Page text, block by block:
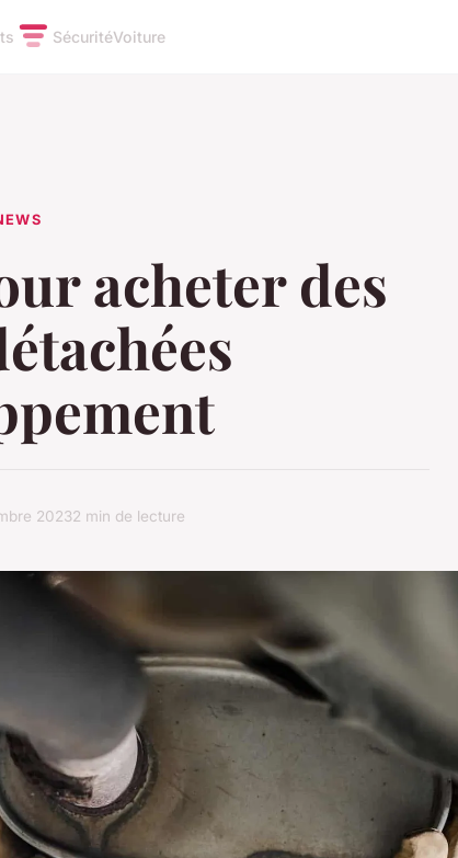
SécuritéVoiture
acheter des
20232 min de lecture